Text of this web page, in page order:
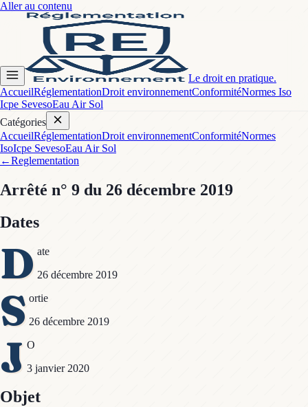
Aller au contenu
Le droit en pratique.
AccueilRéglementationDroit environnementConformitéNormes Iso
Icpe SevesoEau Air Sol
Catégories
AccueilRéglementationDroit environnementConformitéNormes
IsoIcpe SevesoEau Air Sol
←Reglementation
Arrêté n° 9 du 26 décembre 2019
Dates
D ate
26 décembre 2019
S ortie
26 décembre 2019
J O
3 janvier 2020
Objet